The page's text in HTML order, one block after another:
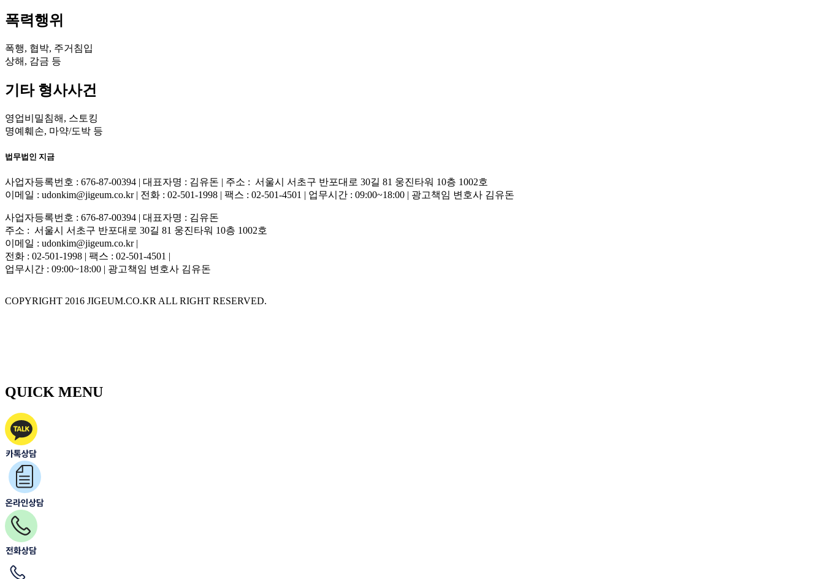
폭력행위
폭행, 협박, 주거침입
상해, 감금 등
기타 형사사건
영업비밀침해, 스토킹
명예훼손, 마약/도박 등
법무법인 지금
사업자등록번호 : 676-87-00394 | 대표자명 : 김유돈 | 주소 : 서울시 서초구 반포대로 30길 81 웅진타워 10층 1002호
이메일 : udonkim@jigeum.co.kr | 전화 : 02-501-1998 | 팩스 : 02-501-4501 | 업무시간 : 09:00~18:00 | 광고책임 변호사 김유돈
사업자등록번호 : 676-87-00394 | 대표자명 : 김유돈
주소 : 서울시 서초구 반포대로 30길 81 웅진타워 10층 1002호
이메일 : udonkim@jigeum.co.kr |
전화 : 02-501-1998 | 팩스 : 02-501-4501 |
업무시간 : 09:00~18:00 | 광고책임 변호사 김유돈
COPYRIGHT 2016 JIGEUM.CO.KR ALL RIGHT RESERVED.
QUICK MENU